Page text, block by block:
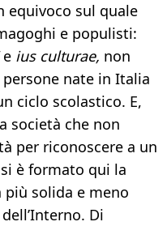
equivoco sul quale
e populisti:
e ius culturae, non
nate in Italia
ciclo scolastico. E,
società che non
per riconoscere a un
è formato qui la
più solida e meno
Di